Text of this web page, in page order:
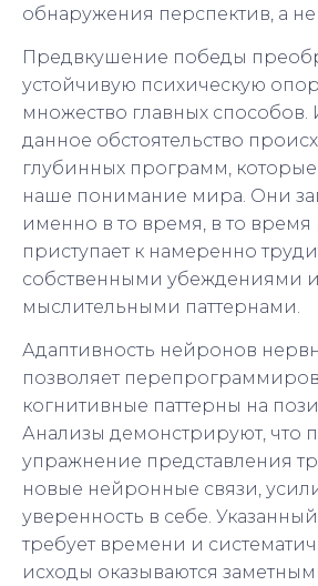
обнаружения перспектив, а
Предвкушение победы
устойчивую психическую
множество главных способов.
данное обстоятельство
глубинных программ,
наше понимание мира. Они
именно в то время, в то
приступает к намеренно
собственными убеждениями и
мыслительными паттернами.
Адаптивность нейронов
позволяет
когнитивные паттерны на
Анализы демонстрируют, что
упражнение представления
новые нейронные связи,
уверенность в себе.
требует времени и
исходы оказываются